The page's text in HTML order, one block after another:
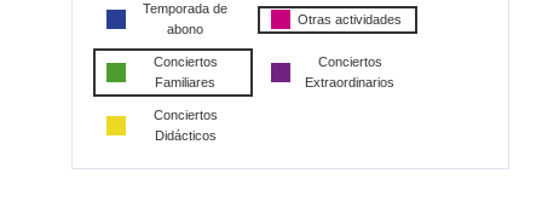
Temporada de
abono
Otras actividades
Conciertos
Familiares
Conciertos
Extraordinarios
Conciertos
Didácticos